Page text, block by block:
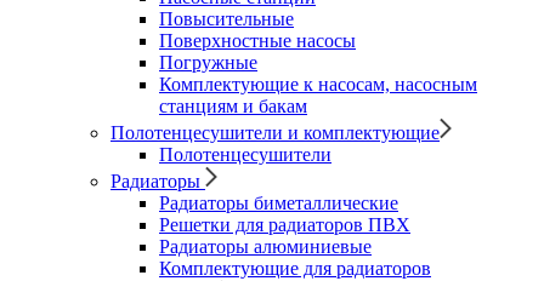
Повысительные
Поверхностные насосы
Погружные
Комплектующие к насосам, насосным
станциям и бакам
Полотенцесушители и комплектующие
Полотенцесушители
Радиаторы
Радиаторы биметаллические
Решетки для радиаторов ПВХ
Радиаторы алюминиевые
Комплектующие для радиаторов